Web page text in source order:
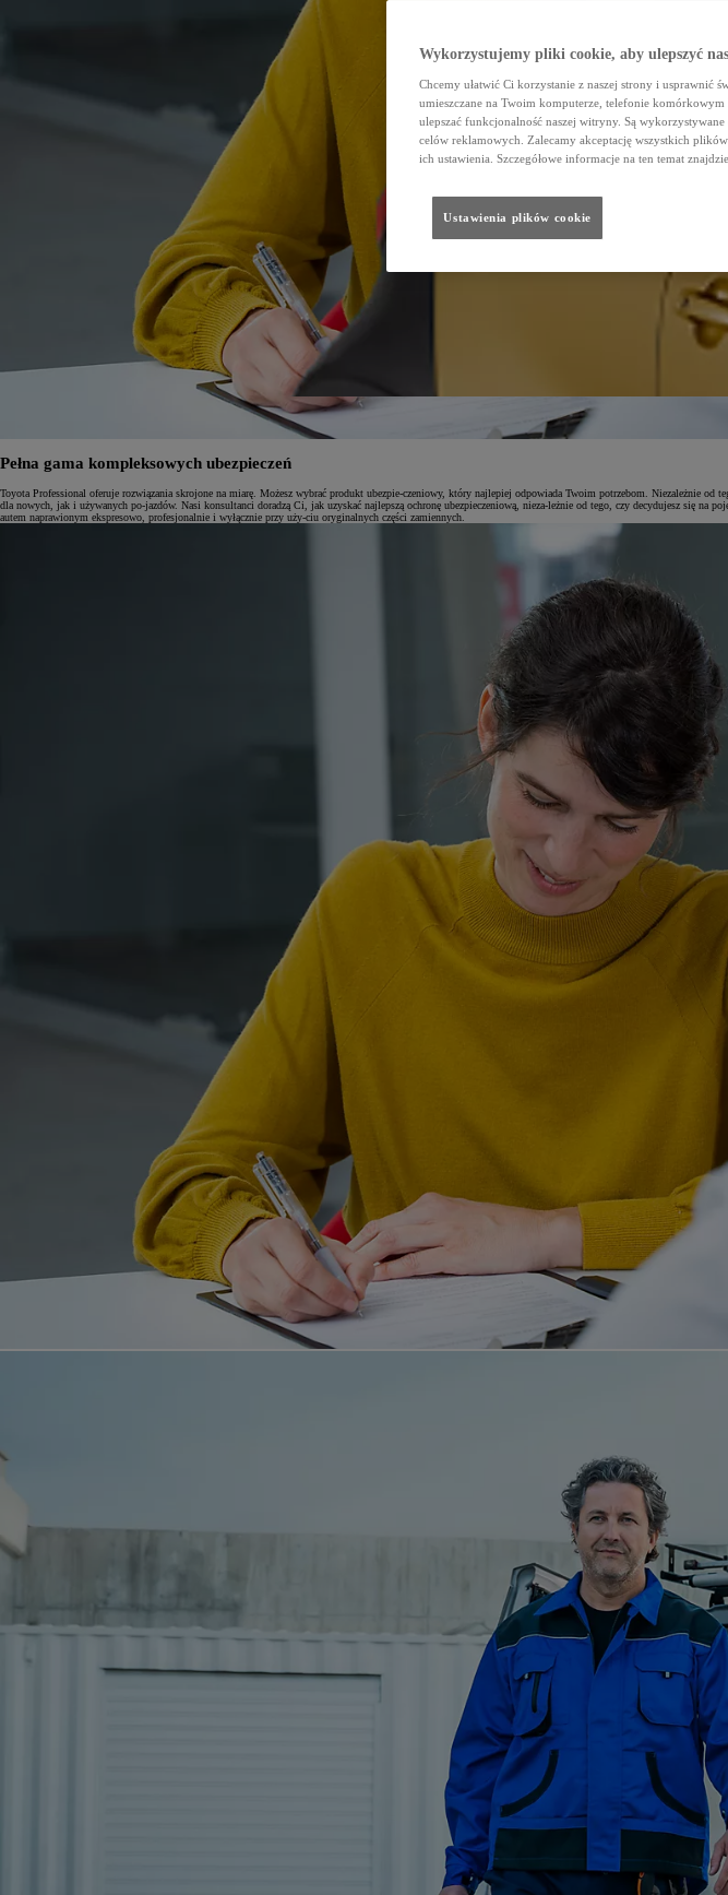
Yaris Cross
Pełna gama kompleksowych ubezpieczeń
Toyota Professional oferuje rozwiązania skrojone na miarę. Możesz wybrać produkt ubezpie-czeniowy, który najlepiej odpowiada Twoim potrzebom. Niezależnie
dla nowych, jak i używanych po-jazdów. Nasi konsultanci doradzą Ci, jak uzyskać najlepszą ochronę ubezpieczeniową, nieza-leżnie od tego, czy decydujesz się na
autem naprawionym ekspresowo, profesjonalnie i wyłącznie przy uży-ciu oryginalnych części zamiennych.
Wykorzystujemy pliki cookie, aby ulepszyć
Chcemy ułatwić Ci korzystanie z naszej strony i usprawnić
umieszczane na Twoim komputerze, telefonie
ulepszać funkcjonalność naszej witryny. Są wykorzystywane
celów reklamowych. Zalecamy akceptację wszystkich
ich ustawienia. Szczegółowe informacje na ten temat
Ustawienia plików cookie